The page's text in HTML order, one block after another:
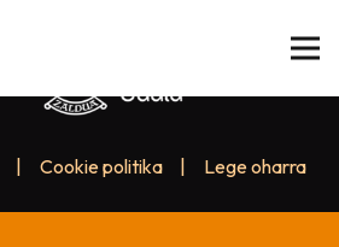
Cookie politika Lege oharra